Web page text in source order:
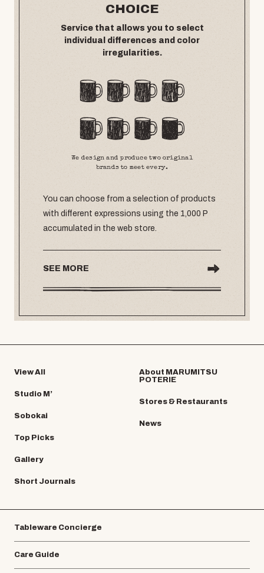
CHOICE
Service that allows you to select
individual differences and color
irregularities.
We design and produce two original
brands to meet every.
You can choose from a selection of products
with different expressions using the 1,000 P
accumulated in the web store.
SEE MORE
View All
Studio M’
Sobokai
Top Picks
Gallery
Short Journals
About MARUMITSU
POTERIE
Stores & Restaurants
News
Tableware Concierge
Care Guide